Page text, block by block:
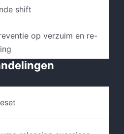
shift
op verzuim en re-